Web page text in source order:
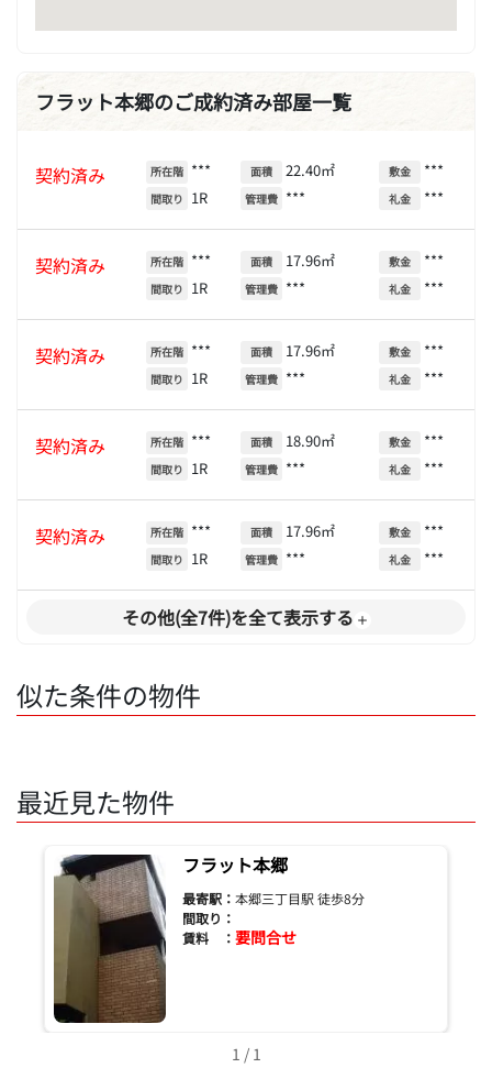
フラット本郷のご成約済み部屋一覧
契約済み 所在階 ***
間取り 1R
面積 22.40㎡
管理費 ***
敷金 ***
礼金 ***
契約済み 所在階 ***
間取り 1R
面積 17.96㎡
管理費 ***
敷金 ***
礼金 ***
契約済み 所在階 ***
間取り 1R
面積 17.96㎡
管理費 ***
敷金 ***
礼金 ***
契約済み 所在階 ***
間取り 1R
面積 18.90㎡
管理費 ***
敷金 ***
礼金 ***
契約済み 所在階 ***
間取り 1R
面積 17.96㎡
管理費 ***
敷金 ***
礼金 ***
その他(全7件)を全て表示する
似た条件の物件
最近見た物件
フラット本郷
最寄駅： 本郷三丁目駅 徒歩8分
間取り：
賃料 ： 要問合せ
1 / 1